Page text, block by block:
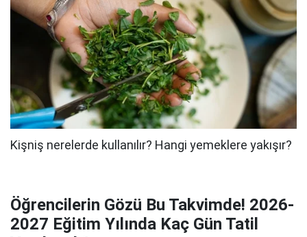
Öğrencilerin Gözü Bu Takvimde! 2026-
2027 Eğitim Yılında Kaç Gün Tatil